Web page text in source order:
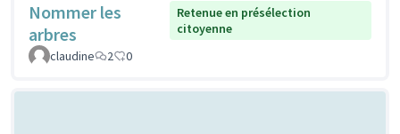
Nommer les
arbres
Retenue en présélection
citoyenne
claudine
2 0